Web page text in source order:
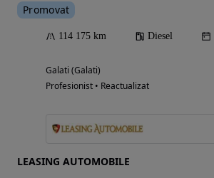
Promovat
114 175 km Diesel
Galati (Galati)
Profesionist • Reactualizat
LEASING AUTOMOBILE